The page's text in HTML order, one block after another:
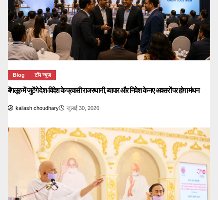
Blog टॉप न्यूज़
बेंगलूरु में जुटेंगे देश-विदेश के प्रवासी राजस्थानी, व्यापार और निवेश के नए अवसरों पर होगा मंथन
kailash choudhary जुलाई 30, 2026